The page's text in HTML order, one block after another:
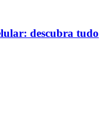
descubra tudo